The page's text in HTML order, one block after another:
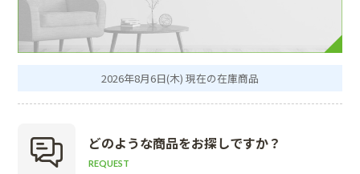
2026年8月6日(木) 現在の在庫商品
どのような商品をお探しですか？
REQUEST